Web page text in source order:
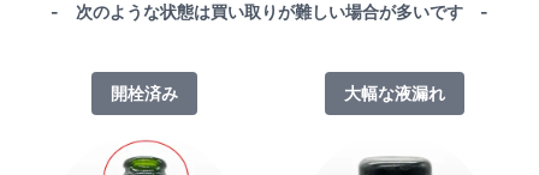
- 次のような状態は買い取りが難しい場合が多いです -
開栓済み 大幅な液漏れ